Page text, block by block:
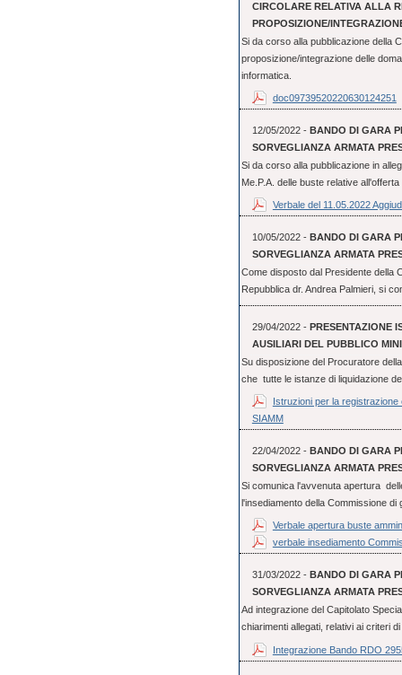
CIRCOLARE RELATIVA ALLA
PROPOSIZIONE/
Si da corso alla pubblicazione della
proposizione/integrazione delle
informatica.
doc09739520220630124251
12/05/2022 - BANDO DI GARA
SORVEGLIANZA ARMATA
Si da corso alla pubblicazione in
Me.P.A. delle buste relative
Verbale del 11.05.2022
10/05/2022 - BANDO DI GARA
SORVEGLIANZA ARMATA
Come disposto dal Presidente della
Repubblica dr. Andrea Palmieri, si
29/04/2022 - PRESENTAZIONE
AUSILIARI DEL PUBBLICO
Su disposizione del Procuratore
che tutte le istanze di liquidazione
Istruzioni per la
SIAMM
22/04/2022 - BANDO DI GARA
SORVEGLIANZA ARMATA
Si comunica l'avvenuta apertura
l'insediamento della Commissione
Verbale apertura buste
verbale insediamento
31/03/2022 - BANDO DI GARA
SORVEGLIANZA ARMATA
Ad integrazione del Capitolato
chiarimenti allegati, relativi ai criteri
Integrazione Bando RDO